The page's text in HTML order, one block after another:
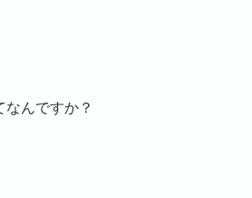
んですか？